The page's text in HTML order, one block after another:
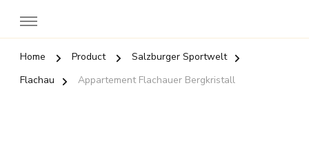
Home Product
Salzburger Sportwelt
Flachau
Appartement Flachauer Bergkristall